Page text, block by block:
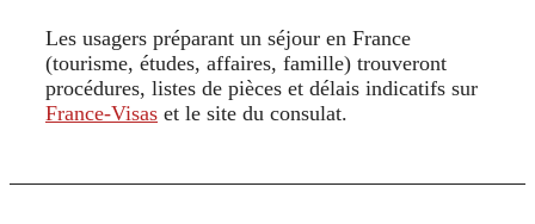
Les usagers préparant un séjour en France
(tourisme, études, affaires, famille) trouveront
procédures, listes de pièces et délais indicatifs sur
France-Visas et le site du consulat.